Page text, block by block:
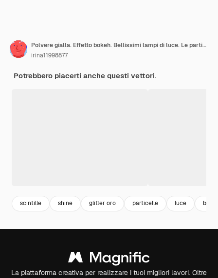
Polvere gialla. Effetto bokeh. Bellissimi lampi di luce. Le particelle di polvere volano nello spazio. Raggi di luce orizzontali. Striature luminose di polvere su uno sfondo scuro.
irina11998877
Potrebbero piacerti anche questi vettori.
scintille shine glitter oro particelle luce
La piattaforma creativa per realizzare i tuoi migliori lavori. Oltre